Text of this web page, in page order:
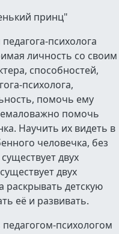
принц"
психолога
личность со своим
способностей,
психолога,
помочь ему
помочь
Научить их видеть в
человечка, без
двух
двух
раскрывать детскую
её и развивать.
психологом